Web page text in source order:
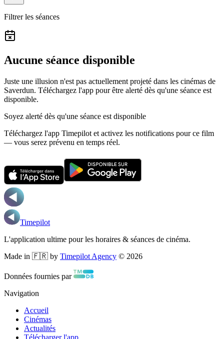
Filtrer les séances
Aucune séance disponible
Juste une illusion n'est pas actuellement projeté dans les cinémas de
Saverdun. Téléchargez l'app pour être alerté dès qu'une séance est
disponible.
Soyez alerté dès qu'une séance est disponible
Téléchargez l'app Timepilot et activez les notifications pour ce film
— vous serez prévenu en temps réel.
Timepilot
L'application ultime pour les horaires & séances de cinéma.
Made in 🇫🇷 by Timepilot Agency © 2026
Données fournies par
Navigation
Accueil
Cinémas
Actualités
Télécharger l'app